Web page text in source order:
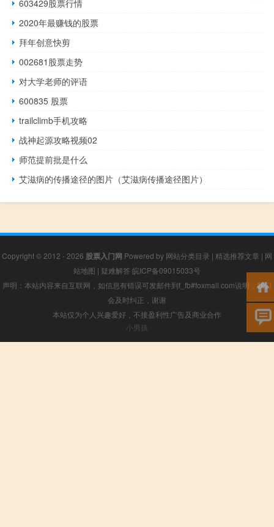
603429股票行情
2020年最赚钱的股票
拜年创意快剪
002681股票走势
对大学老师的评语
600835 股票
trailclimb手机攻略
战神起源攻略视频02
师范提前批是什么
艾滋病的传播途径的图片（艾滋病传播途径图片）
Copyright © 2012 - 2026 股票入门网 Powered by 网站分类目录 | 精选推荐文章 | 网
站地图 | 疑难解答 皖ICP备09015033号
声明：本站内容来自互联网，如信息有错误可发邮件到f_fb#foxmail.com说明，我们
会及时纠正，谢谢
本站仅为个人兴趣爱好，不接盈利性广告及商业合作
小男孩